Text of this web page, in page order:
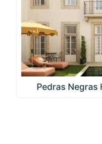
Pedras Negras